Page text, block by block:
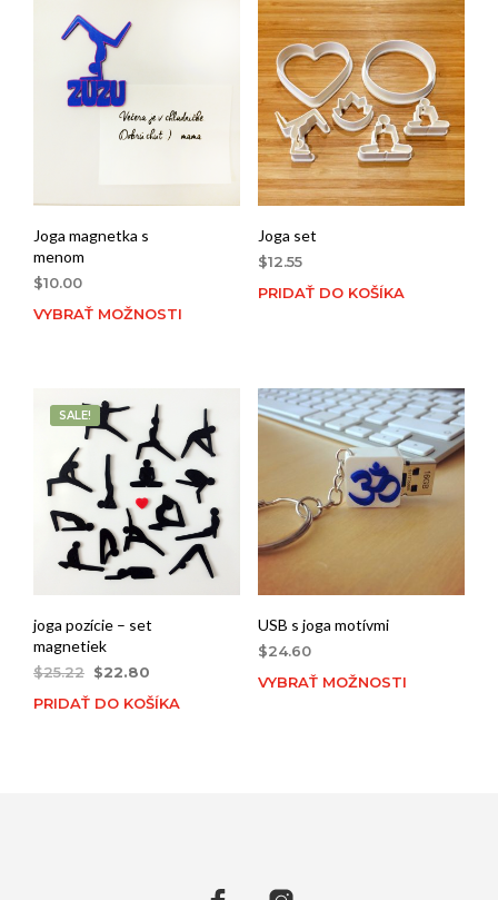
Joga magnetka s
menom
$10.00
VYBRAŤ MOŽNOSTI
Joga set
$12.55
PRIDAŤ DO KOŠÍKA
SALE!
joga pozície – set
magnetiek
$25.22 Original
was:
$22.80
price
is:
PRIDAŤ DO KOŠÍKA
USB s joga motívmi
$24.60
VYBRAŤ MOŽNOSTI